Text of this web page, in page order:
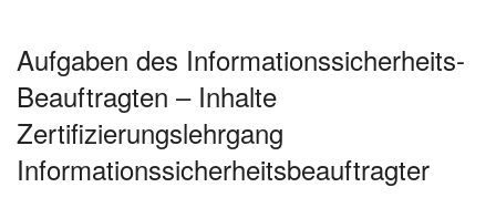
Aufgaben des Informationssicherheits-
Beauftragten – Inhalte
Zertifizierungslehrgang
Informationssicherheitsbeauftragter